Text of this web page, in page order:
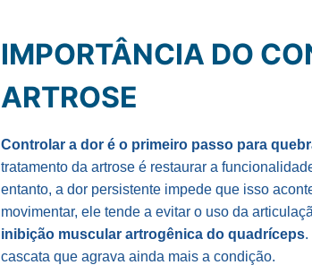
IMPORTÂNCIA DO
ARTROSE
Controlar a dor é o primeiro passo para
tratamento da artrose é restaurar a
entanto, a dor persistente impede que isso
movimentar, ele tende a evitar o uso da
inibição muscular artrogênica do quadríceps.
cascata que agrava ainda mais a condição.